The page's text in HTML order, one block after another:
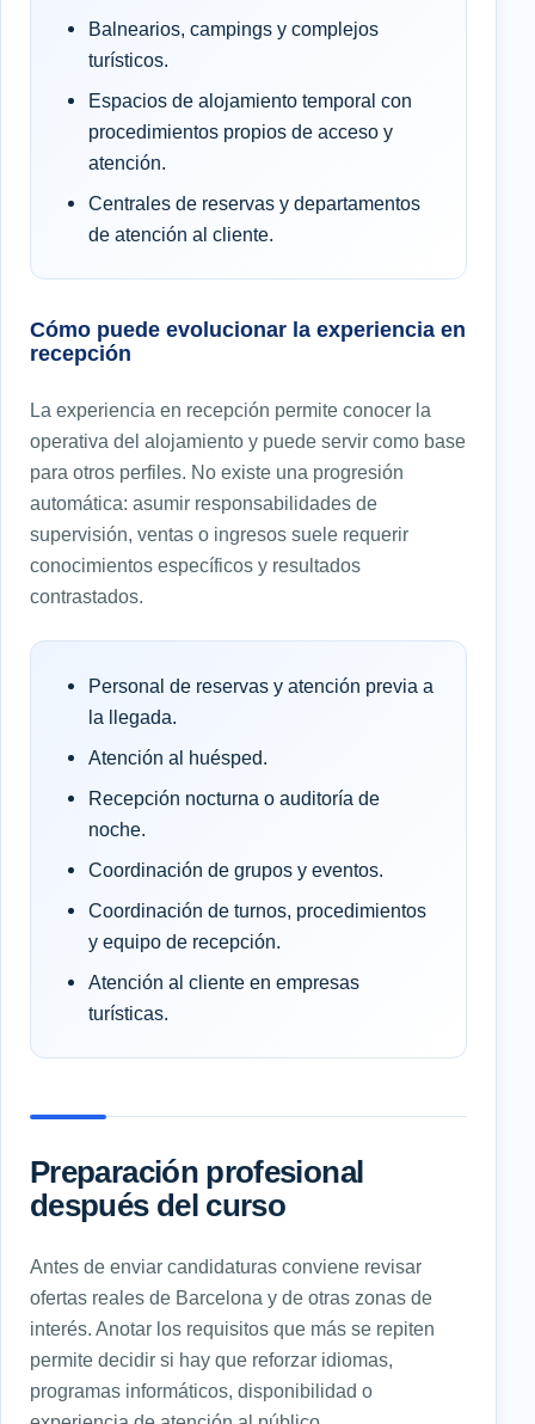
Balnearios, campings y complejos
turísticos.
Espacios de alojamiento temporal con
procedimientos propios de acceso y
atención.
Centrales de reservas y departamentos
de atención al cliente.
Cómo puede evolucionar la experiencia en
recepción
La experiencia en recepción permite conocer la
operativa del alojamiento y puede servir como base
para otros perfiles. No existe una progresión
automática: asumir responsabilidades de
supervisión, ventas o ingresos suele requerir
conocimientos específicos y resultados
contrastados.
Personal de reservas y atención previa a
la llegada.
Atención al huésped.
Recepción nocturna o auditoría de
noche.
Coordinación de grupos y eventos.
Coordinación de turnos, procedimientos
y equipo de recepción.
Atención al cliente en empresas
turísticas.
Preparación profesional
después del curso
Antes de enviar candidaturas conviene revisar
ofertas reales de Barcelona y de otras zonas de
interés. Anotar los requisitos que más se repiten
permite decidir si hay que reforzar idiomas,
programas informáticos, disponibilidad o